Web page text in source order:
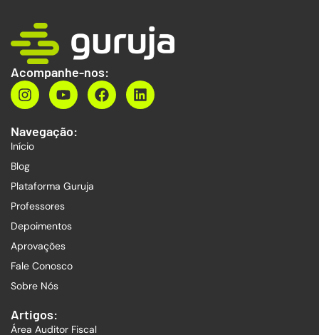
Acompanhe-nos:
Navegação:
Início
Blog
Plataforma Guruja
Professores
Depoimentos
Aprovações
Fale Conosco
Sobre Nós
Artigos:
Área Auditor Fiscal